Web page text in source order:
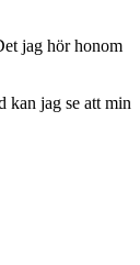
jag hör honom
kan jag se att min